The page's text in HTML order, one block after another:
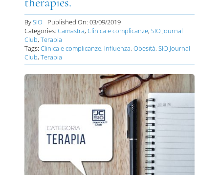
BySIO
Published On: 03/09/2019
Categories: Camastra, Clinica e complicanze, SIO Journal
Club, Terapia
Tags: Clinica e complicanze, Influenza, Obesità, SIO Journal
Club, Terapia